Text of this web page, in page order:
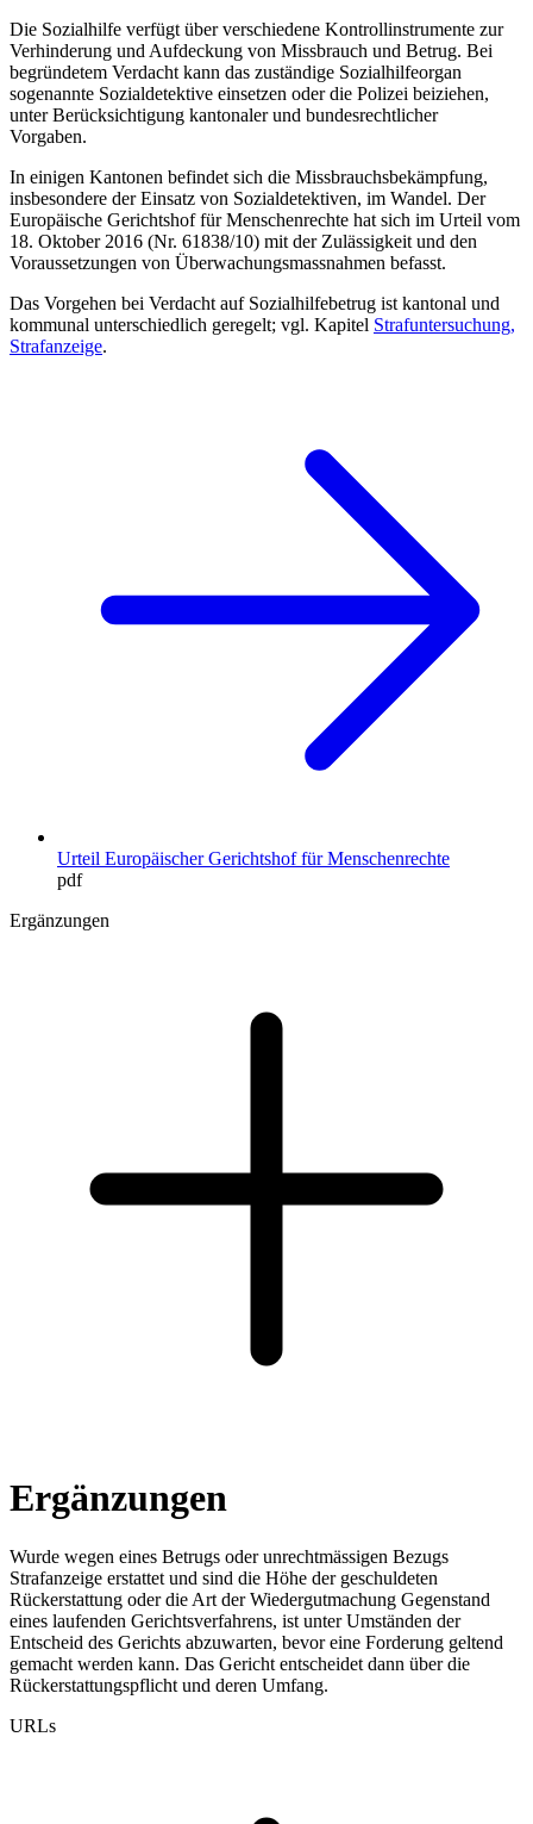
Die Sozialhilfe verfügt über verschiedene Kontrollinstrumente zur
Verhinderung und Aufdeckung von Missbrauch und Betrug. Bei
begründetem Verdacht kann das zuständige Sozialhilfeorgan
sogenannte Sozialdetektive einsetzen oder die Polizei beiziehen,
unter Berücksichtigung kantonaler und bundesrechtlicher
Vorgaben.
In einigen Kantonen befindet sich die Missbrauchsbekämpfung,
insbesondere der Einsatz von Sozialdetektiven, im Wandel. Der
Europäische Gerichtshof für Menschenrechte hat sich im Urteil vom
18. Oktober 2016 (Nr. 61838/10) mit der Zulässigkeit und den
Voraussetzungen von Überwachungsmassnahmen befasst.
Das Vorgehen bei Verdacht auf Sozialhilfebetrug ist kantonal und
kommunal unterschiedlich geregelt; vgl. Kapitel Strafuntersuchung,
Strafanzeige.
Urteil Europäischer Gerichtshof für Menschenrechte
pdf
Ergänzungen
Ergänzungen
Wurde wegen eines Betrugs oder unrechtmässigen Bezugs
Strafanzeige erstattet und sind die Höhe der geschuldeten
Rückerstattung oder die Art der Wiedergutmachung Gegenstand
eines laufenden Gerichtsverfahrens, ist unter Umständen der
Entscheid des Gerichts abzuwarten, bevor eine Forderung geltend
gemacht werden kann. Das Gericht entscheidet dann über die
Rückerstattungspflicht und deren Umfang.
URLs